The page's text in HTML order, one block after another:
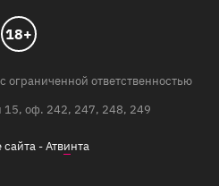
18+
ответственностью
15, оф. 242, 247, 248, 249
сайта -Атвинта